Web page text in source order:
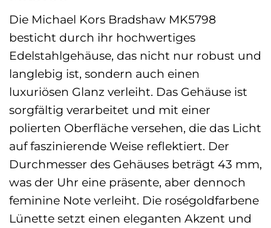
Die Michael Kors Bradshaw MK5798
besticht durch ihr hochwertiges
Edelstahlgehäuse, das nicht nur robust und
langlebig ist, sondern auch einen
luxuriösen Glanz verleiht. Das Gehäuse ist
sorgfältig verarbeitet und mit einer
polierten Oberfläche versehen, die das Licht
auf faszinierende Weise reflektiert. Der
Durchmesser des Gehäuses beträgt 43 mm,
was der Uhr eine präsente, aber dennoch
feminine Note verleiht. Die roségoldfarbene
Lünette setzt einen eleganten Akzent und